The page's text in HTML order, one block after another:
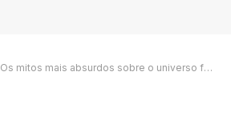
Os mitos mais absurdos sobre o universo feminino e por que ainda existem